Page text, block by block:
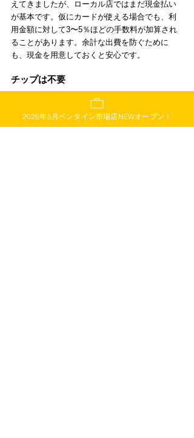
えてきましたが、ローカル店ではまだ現金払い
が基本です。仮にカードが使える場合でも、利
用金額に対して3〜5％ほどの手数料が加算され
ることがあります。余計な出費を防ぐために
も、現金を用意しておくと安心です。
チップは不要
高級レストランやホテルとは異なり、ローカル
店では基本的にチップの文化はありません。会
2026年5月ベンタイン市場店NEWオープン！